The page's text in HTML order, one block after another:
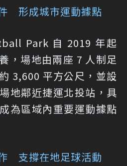
形成城市運動據點
Park 自 2019 年起
，場地由兩座 7 人制足
3,600 平方公尺，並設
地鄰近捷運北投站，具
為區域內重要運動據點
支撐在地足球活動